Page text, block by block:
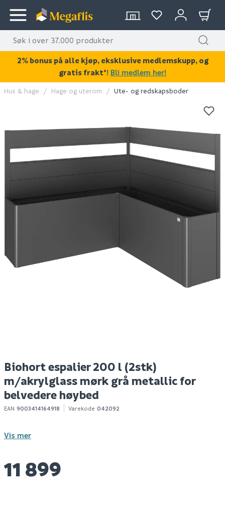
KAN DISSE VÆRE AV INTERESSE?
sølv metallic for
belvedere høybed
Hus & hage Hage og uterom Ute- og redskapsboder
Biohort espalier 200 l (2stk)
m/akrylglass mørk grå metallic for
belvedere høybed
EAN 9003414164918 Varekode 042092
Vis mer
11 899
2% bonus på alle kjøp, eksklusive medlemskupp, og
gratis frakt*! Bli medlem her!